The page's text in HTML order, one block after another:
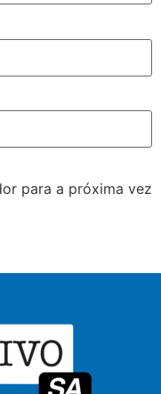
para a próxima vez